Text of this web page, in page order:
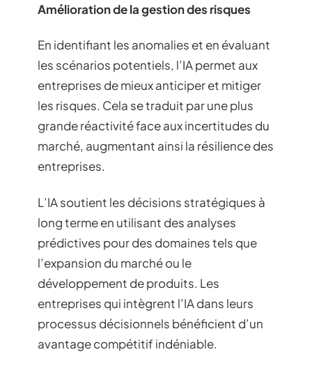
Amélioration de la gestion des risques
En identifiant les anomalies et en évaluant
les scénarios potentiels, l’IA permet aux
entreprises de mieux anticiper et mitiger
les risques. Cela se traduit par une plus
grande réactivité face aux incertitudes du
marché, augmentant ainsi la résilience des
entreprises.
L’IA soutient les décisions stratégiques à
long terme en utilisant des analyses
prédictives pour des domaines tels que
l’expansion du marché ou le
développement de produits. Les
entreprises qui intègrent l’IA dans leurs
processus décisionnels bénéficient d’un
avantage compétitif indéniable.